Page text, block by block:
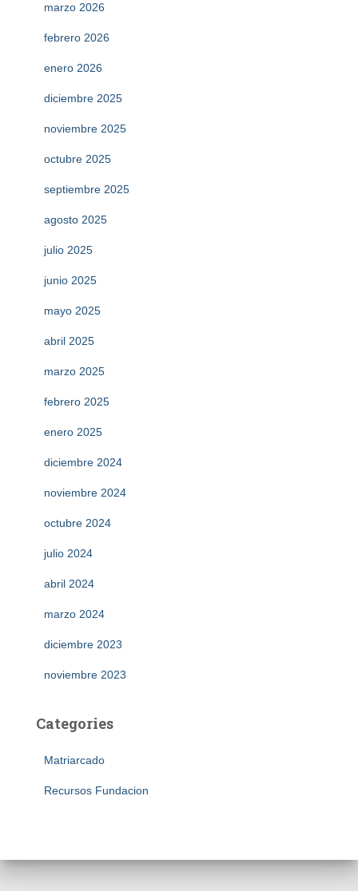
marzo 2026
febrero 2026
enero 2026
diciembre 2025
noviembre 2025
octubre 2025
septiembre 2025
agosto 2025
julio 2025
junio 2025
mayo 2025
abril 2025
marzo 2025
febrero 2025
enero 2025
diciembre 2024
noviembre 2024
octubre 2024
julio 2024
abril 2024
marzo 2024
diciembre 2023
noviembre 2023
Categories
Matriarcado
Recursos Fundacion